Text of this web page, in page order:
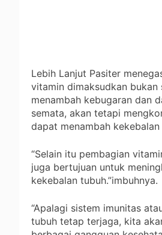
Lebih Lanjut Pasiter
vitamin dimaksudkan bukan
menambah kebugaran dan
semata, akan tetapi
dapat menambah kekebalan
“Selain itu pembagian
juga bertujuan untuk
kekebalan tubuh.”imbuhnya.
“Apalagi sistem imunitas
tubuh tetap terjaga, kita